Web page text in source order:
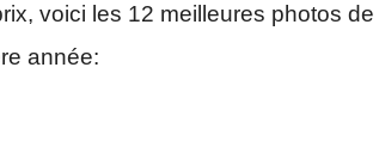
voici les 12 meilleures photos
année: